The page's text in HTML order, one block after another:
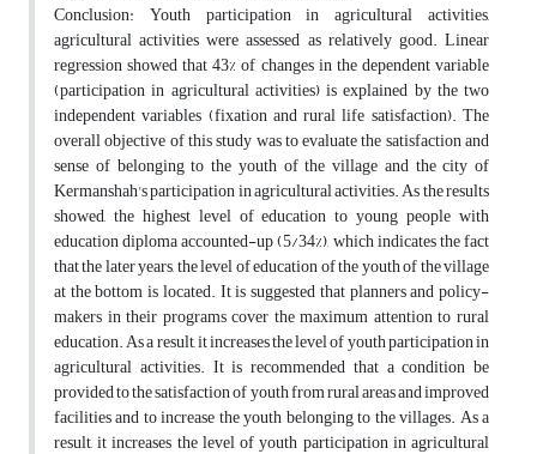
Conclusion: Youth participation in agricultural activities,
agricultural activities were assessed as relatively good. Linear
regression showed that 43% of changes in the dependent variable
(participation in agricultural activities) is explained by the two
independent variables (fixation and rural life satisfaction). The
overall objective of this study was to evaluate the satisfaction and
sense of belonging to the youth of the village and the city of
Kermanshah's participation in agricultural activities. As the results
showed, the highest level of education to young people with
education diploma accounted-up (5/34%), which indicates the fact
that the later years, the level of education of the youth of the village
at the bottom is located. It is suggested that planners and policy-
makers in their programs cover the maximum attention to rural
education. As a result, it increases the level of youth participation in
agricultural activities. It is recommended that a condition be
provided to the satisfaction of youth from rural areas and improved
facilities and to increase the youth belonging to the villages. As a
result, it increases the level of youth participation in agricultural